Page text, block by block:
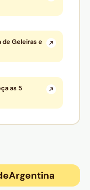
de Geleiras e
as 5
Argentina